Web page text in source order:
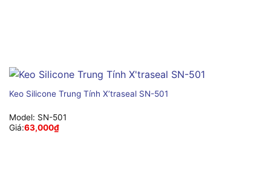
Keo Silicone Trung Tính X’traseal SN-501
Model: SN-501
Giá:63,000₫